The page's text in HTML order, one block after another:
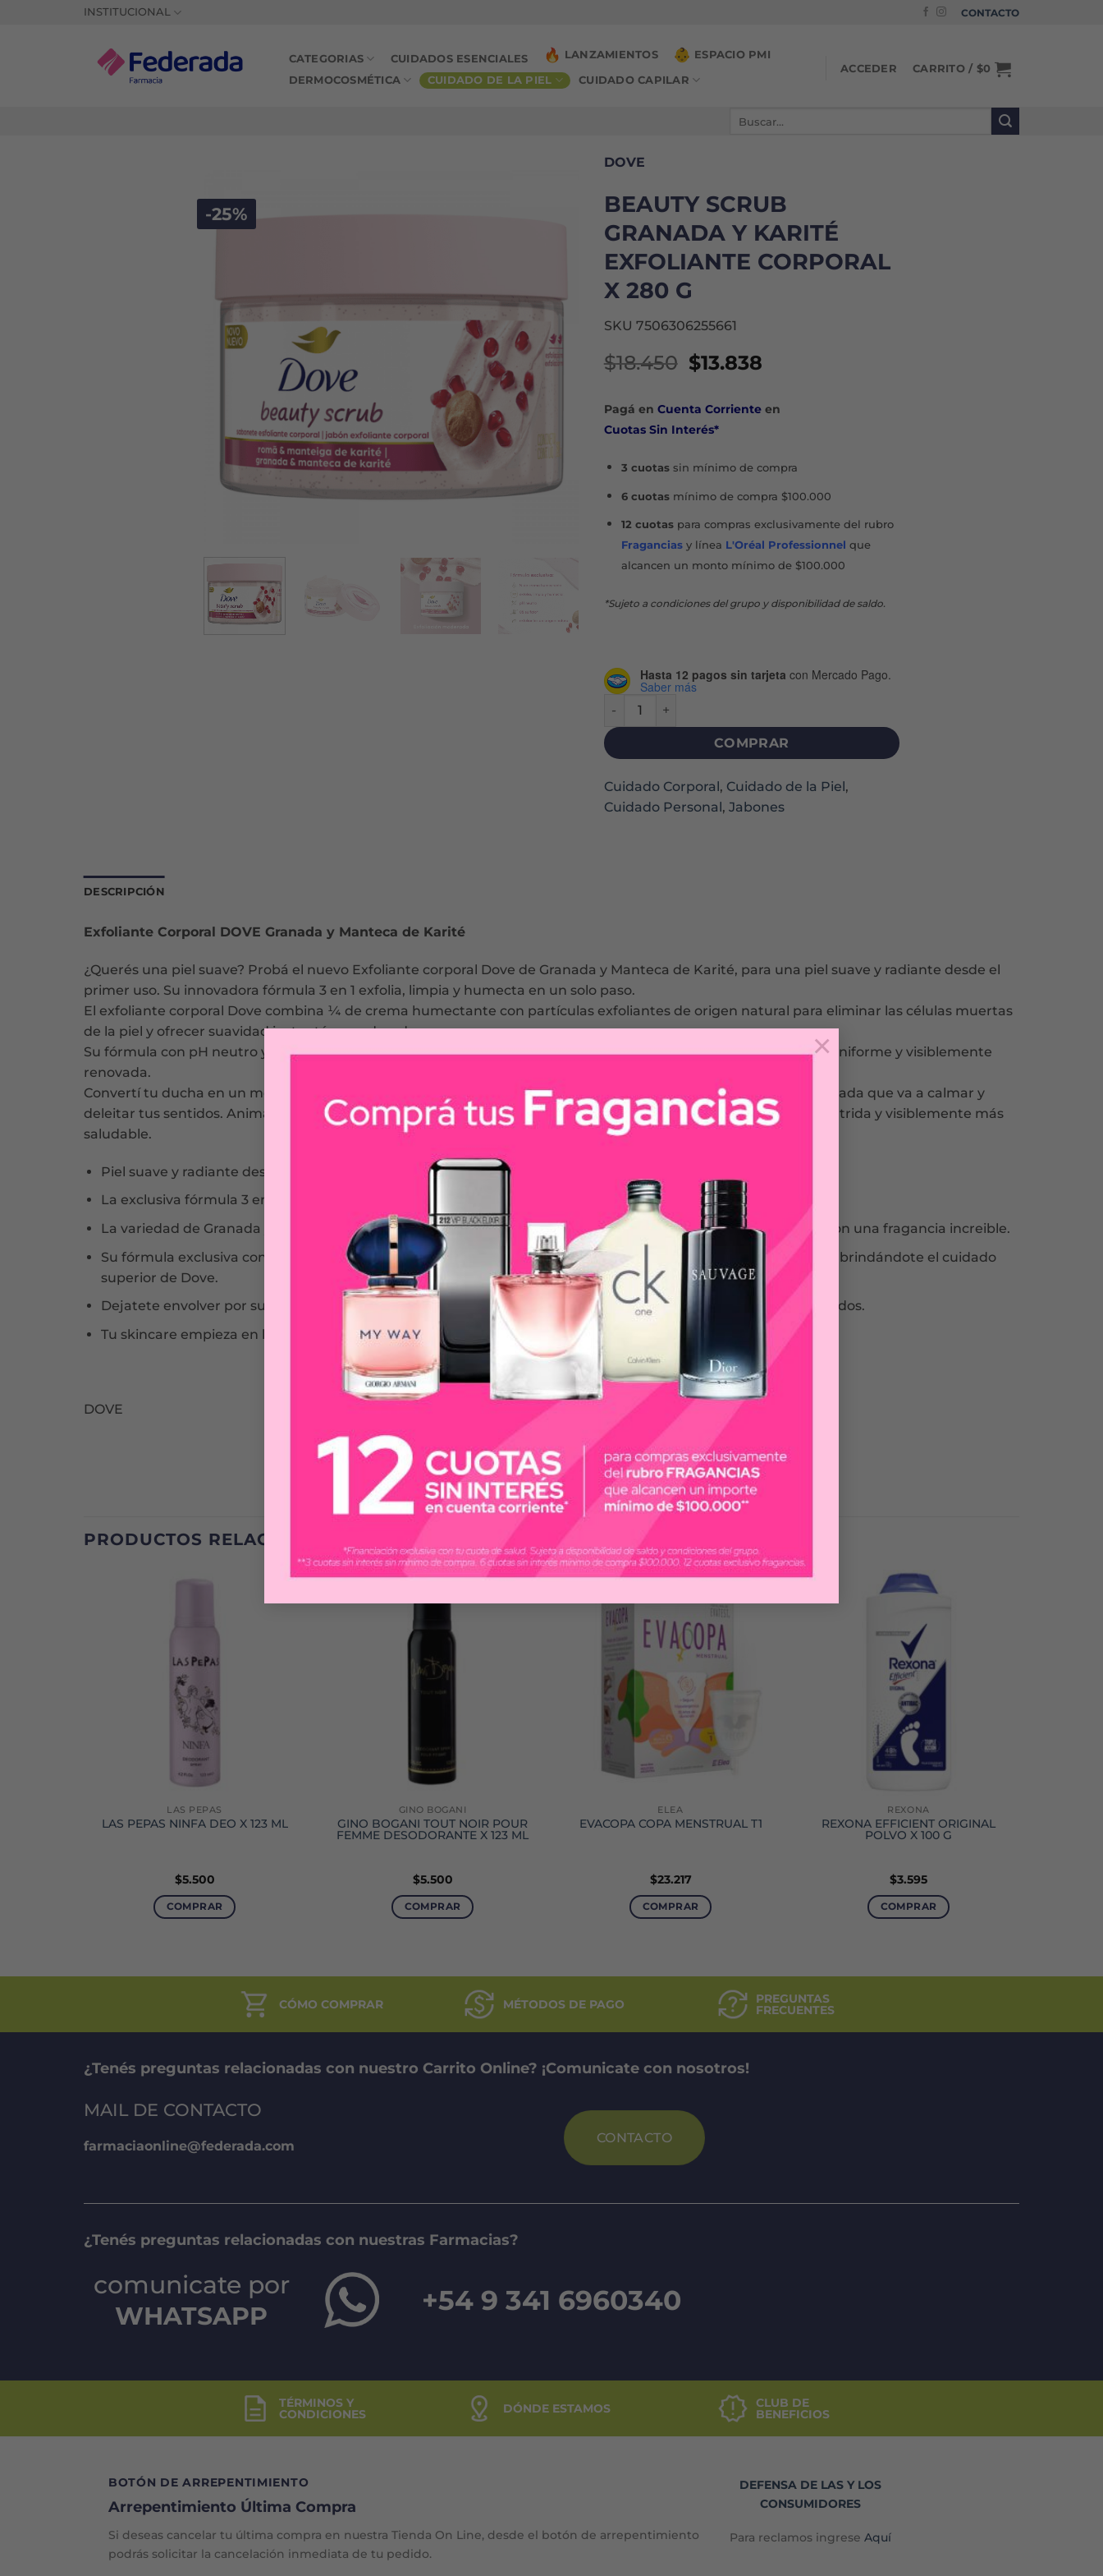
×
INSTITUCIONAL CONTACTO
CATEGORIAS CUIDADOS ESENCIALES LANZAMIENTOS ESPACIO PMI
DERMOCOSMÉTICA CUIDADO DE LA PIEL CUIDADO CAPILAR
ACCEDER CARRITO / $0
-25%
DOVE
BEAUTY SCRUB
GRANADA Y KARITÉ
EXFOLIANTE CORPORAL
X 280 G
SKU 7506306255661
$18.450 El
original
era:
$18.450.
$13.838El
actual
es:
Pagá en Cuenta Corrienteen
Cuotas Sin Interés*
3 cuotassin mínimo de compra
6 cuotasmínimo de compra $100.000
12 cuotaspara compras exclusivamente del rubro
Fraganciasy línea L'Oréal Professionnel que
alcancen un monto mínimo de $100.000
*Sujeto a condiciones del grupo y disponibilidad de saldo.
Hasta 12 pagos sin tarjeta con Mercado Pago.
Saber más
BEAUTY SCRUB GRANADA Y KARITÉ EXFOLIANTE CORPORAL X 280 G cantidad
COMPRAR
Cuidado Corporal, Cuidado de la Piel,
Cuidado Personal, Jabones
DESCRIPCIÓN
Exfoliante Corporal DOVE Granada y Manteca de Karité
¿Querés una piel suave? Probá el nuevo Exfoliante corporal Dove de Granada y Manteca de Karité, para una piel suave y radiante desde el
primer uso. Su innovadora fórmula 3 en 1 exfolia, limpia y humecta en un solo paso.
El exfoliante corporal Dove combina ¼ de crema humectante con partículas exfoliantes de origen natural para eliminar las células muertas
de la piel y ofrecer suavidad instantánea y duradera.
Su fórmula con pH neutro y 0% sulfato garantiza una exfoliación moderada y segura, dejando la piel más suave, uniforme y visiblemente
renovada.
Convertí tu ducha en un momento de lujo y bienestar. Dejate envolver por su sofisticada y dulce fragancia a granada que va a calmar y
deleitar tus sentidos. Animate a probarlo y sentí la diferencia de una piel no solo más lisa, sino profundamente nutrida y visiblemente más
saludable.
Piel suave y radiante desde el primer uso con el nuevo Exfoliante corporal Dove Granada y Manteca de Karité
La exclusiva fórmula 3 en 1 del Exfoliante corporal Dove que exfolia, limpia e hidrata en un solo paso.
La variedad de Granada y Manteca de Karité brinda una exfoliación moderada que deja tu piel extra suave y con una fragancia increible.
Su fórmula exclusiva contiene 1/4 de crema humectante, ph neutro, 0% sulfato y exfoliantes de origen natural, brindándote el cuidado
superior de Dove.
Dejatete envolver por su sofisticada y dulce fragancia a granada, una experiencia que revitaliza todos tus sentidos.
Tu skincare empieza en la ducha con nuevos Exfoliantes corporales Dove
DOVE
PRODUCTOS RELACIONADOS
LAS PEPAS
LAS PEPAS NINFA DEO X 123 ML
$5.500
COMPRAR
GINO BOGANI
GINO BOGANI TOUT NOIR POUR
FEMME DESODORANTE X 123 ML
$5.500
COMPRAR
ELEA
EVACOPA COPA MENSTRUAL T1
$23.217
COMPRAR
REXONA
REXONA EFFICIENT ORIGINAL
POLVO X 100 G
$3.595
COMPRAR
CÓMO COMPRAR MÉTODOS DE PAGO PREGUNTAS
FRECUENTES
¿Tenés preguntas relacionadas con nuestro Carrito Online? ¡Comunicate con nosotros!
MAIL DE CONTACTO
farmaciaonline@federada.com
CONTACTO
¿Tenés preguntas relacionadas con nuestras Farmacias?
comunicate por
WHATSAPP
+54 9 341 6960340
TÉRMINOS Y
CONDICIONES DÓNDE ESTAMOS CLUB DE
BENEFICIOS
BOTÓN DE ARREPENTIMIENTO
Arrepentimiento Última Compra
Si deseas cancelar tu última compra en nuestra Tienda On Line, desde el botón de arrepentimiento
podrás solicitar la cancelación inmediata de tu pedido.
DEFENSA DE LAS Y LOS
CONSUMIDORES
Para reclamos ingrese Aquí